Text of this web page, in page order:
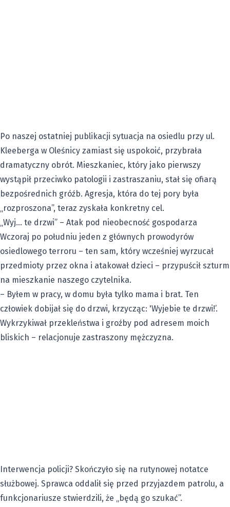
Po naszej ostatniej publikacji sytuacja na osiedlu przy ul.
Kleeberga w Oleśnicy zamiast się uspokoić, przybrała
dramatyczny obrót. Mieszkaniec, który jako pierwszy
wystąpił przeciwko patologii i zastraszaniu, stał się ofiarą
bezpośrednich gróźb. Agresja, która do tej pory była
„rozproszona”, teraz zyskała konkretny cel.
„Wyj… te drzwi” – Atak pod nieobecność gospodarza
Wczoraj po południu jeden z głównych prowodyrów
osiedlowego terroru – ten sam, który wcześniej wyrzucał
przedmioty przez okna i atakował dzieci – przypuścił szturm
na mieszkanie naszego czytelnika.
– Byłem w pracy, w domu była tylko mama i brat. Ten
człowiek dobijał się do drzwi, krzycząc: 'Wyjebie te drzwi!’.
Wykrzykiwał przekleństwa i groźby pod adresem moich
bliskich – relacjonuje zastraszony mężczyzna.
Interwencja policji? Skończyło się na rutynowej notatce
służbowej. Sprawca oddalił się przed przyjazdem patrolu, a
funkcjonariusze stwierdzili, że „będą go szukać”.